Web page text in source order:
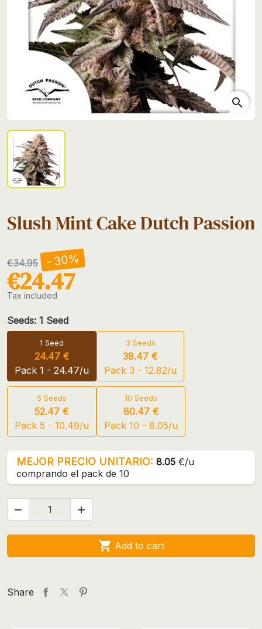
search
Slush Mint Cake Dutch Passion
€34.95 - 30%
€24.47
Tax included
Seeds: 1 Seed
1 Seed
24.47 €
Pack 1 - 24.47/u
3 Seeds
38.47 €
Pack 3 - 12.82/u
5 Seeds
52.47 €
Pack 5 - 10.49/u
10 Seeds
80.47 €
Pack 10 - 8.05/u
MEJOR PRECIO UNITARIO: 8.05 €/u
comprando el pack de 10
 
 Add to cart
Share